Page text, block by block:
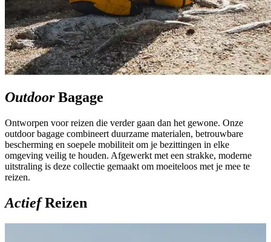
OutdoorBagage
Ontworpen voor reizen die verder gaan dan het gewone. Onze
outdoor bagage combineert duurzame materialen, betrouwbare
bescherming en soepele mobiliteit om je bezittingen in elke
omgeving veilig te houden. Afgewerkt met een strakke, moderne
uitstraling is deze collectie gemaakt om moeiteloos met je mee te
reizen.
ActiefReizen